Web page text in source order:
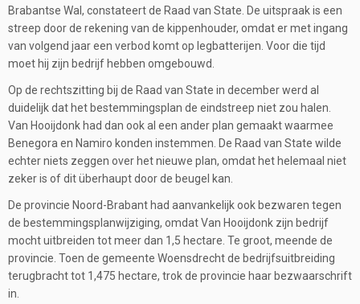
Brabantse Wal, constateert de Raad van State. De uitspraak is een
streep door de rekening van de kippenhouder, omdat er met ingang
van volgend jaar een verbod komt op legbatterijen. Voor die tijd
moet hij zijn bedrijf hebben omgebouwd.
Op de rechtszitting bij de Raad van State in december werd al
duidelijk dat het bestemmingsplan de eindstreep niet zou halen.
Van Hooijdonk had dan ook al een ander plan gemaakt waarmee
Benegora en Namiro konden instemmen. De Raad van State wilde
echter niets zeggen over het nieuwe plan, omdat het helemaal niet
zeker is of dit überhaupt door de beugel kan.
De provincie Noord-Brabant had aanvankelijk ook bezwaren tegen
de bestemmingsplanwijziging, omdat Van Hooijdonk zijn bedrijf
mocht uitbreiden tot meer dan 1,5 hectare. Te groot, meende de
provincie. Toen de gemeente Woensdrecht de bedrijfsuitbreiding
terugbracht tot 1,475 hectare, trok de provincie haar bezwaarschrift
in.